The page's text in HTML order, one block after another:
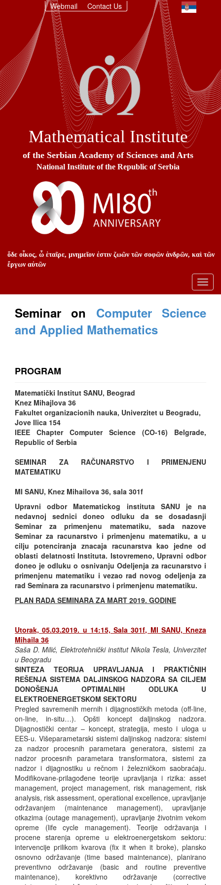
Webmail Contact Us
Mathematical Institute
of the Serbian Academy of Sciences and Arts
National Institute of the Republic of Serbia
ὅδε οἶκος, ὦ ἑταῖρε, μνημεῖον ἐστιν ζωῶν τῶν σοφῶν ἀνδρῶν, καὶ τῶν
ἔργων αὐτῶν
Seminar on Computer Science
and Applied Mathematics
PROGRAM
Matematički Institut SANU, Beograd
Knez Mihajlova 36
Fakultet organizacionih nauka, Univerzitet u Beogradu,
Jove Ilica 154
IEEE Chapter Computer Science (CO-16) Belgrade,
Republic of Serbia
SEMINAR ZA RAČUNARSTVO I PRIMENJENU
MATEMATIKU
MI SANU, Knez Mihailova 36, sala 301f
Upravni odbor Matematickog instituta SANU je na
nedavnoj sednici doneo odluku da se dosadasnji
Seminar za primenjenu matematiku, sada nazove
Seminar za racunarstvo i primenjenu matematiku, a u
cilju potenciranja znacaja racunarstva kao jedne od
oblasti delatnosti Instituta. Istovremeno, Upravni odbor
doneo je odluku o osnivanju Odeljenja za racunarstvo i
primenjenu matematiku i vezao rad novog odeljenja za
rad Seminara za racunarstvo i primenjenu matematiku.
PLAN RADA SEMINARA ZA MART 2019. GODINE
Utorak, 05.03.2019. u 14:15, Sala 301f, MI SANU, Kneza
Mihaila 36
Saša D. Milić, Elektrotehnički institut Nikola Tesla, Univerzitet
u Beogradu
SINTEZA TEORIJA UPRAVLJANJA I PRAKTIČNIH
REŠENJA SISTEMA DALJINSKOG NADZORA SA CILJEM
DONOŠENJA OPTIMALNIH ODLUKA U
ELEKTROENERGETSKOM SEKTORU
Pregled savremenih mernih i dijagnostičkih metoda (off-line,
on-line, in-situ…). Opšti koncept daljinskog nadzora.
Dijagnostički centar – koncept, strategija, mesto i uloga u
EES-u. Višeparametarski sistemi daljinskog nadzora: sistemi
za nadzor procesnih parametara generatora, sistemi za
nadzor procesnih parametara transformatora, sistemi za
nadzor i dijagnostiku u rečnom i železničkom saobraćaju.
Modifikovane-prilagođene teorije upravljanja i rizika: asset
management, project management, risk management, risk
analysis, risk assessment, operational excellence, upravljanje
održavanjem (maintenance management), upravljanje
otkazima (outage management), upravljanje životnim vekom
opreme (life cycle management). Teorije održavanja i
procene starenja opreme u elektroenergetskom sektoru:
intervencije prilikom kvarova (fix it when it broke), plansko
osnovno održavanje (time based maintenance), planirano
preventivno održavanje (basic and routine preventive
maintenance), korektivno održavanje (corrective